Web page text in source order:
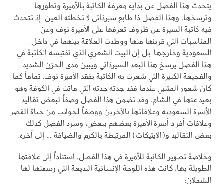
يتحدث هذا الفصل عن بداية معرفة الكاتبة بالأميرة وتطورها
وترسخها، وهذا الفصل ذا طابع سيرذاتي لا تخطئه العين، إذ تتحدث
فيه كاتبة السيرة عن ظروف تعرفها على الأميرة نوف وعن
المناسبات التي قربتها منها ووطدت العلاقة بينهما في داخل
السعودية وخارجها، بل إن البيت الشعري الذي تقتبسه الكاتبة في
هذا الفصل يرسخ هذا البعد السيرذاتي ويبين مدى الحزن الشديد
والفجيعة الكبيرة التي شعرت به الكاتبة بفقد الأميرة نوف، تماماً كما
كان شعور المتنبي عندما فقد جدته جدته التي ماتت في الكوفة وهو
بعيد عنها في الشام. وقد تضمن هذا الفصل وصفاً لبعض تقاليد
الأسرة السعودية وعلاقاتها بالآخرين ووصفاً لجوانب من حياة القصر
وعلاقات أفراد أسرة الأميرة بعضهم ببعض، وسرد الفصل كذلك
بعض التقاليد و(الايتيكات) المرتبطة بالكرم والضيافة … إلى آخره.
وخلاصة تصوير الكاتبة للأميرة في هذا الفصل، استناداً إلى علاقتها
الطويلة بها، كانت هذه اللوحة الإنسانية البديعة التي رسمتها لها
الشملان: